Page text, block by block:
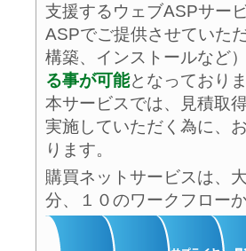
支援するウェブASPサービ
ASPでご提供させていた
構築、インストールなど
る事が可能となっておりま
本サービスでは、見積取
実施していただく為に、
ります。
購買ネットサービスは、
分、１０のワークフロー